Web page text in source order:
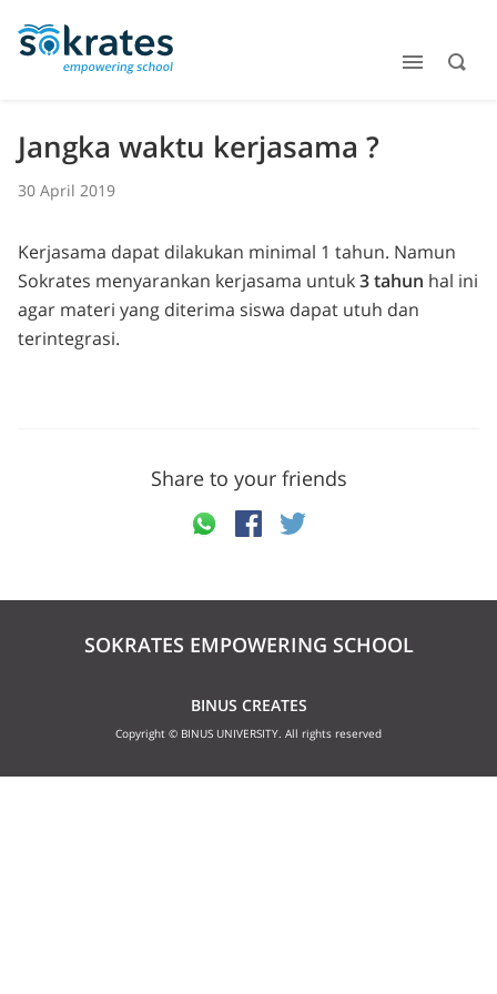
Jangka waktu kerjasama ?
30 April 2019
Kerjasama dapat dilakukan minimal 1 tahun. Namun
Sokrates menyarankan kerjasama untuk3 tahun hal ini
agar materi yang diterima siswa dapat utuh dan
terintegrasi.
Share to your friends
SOKRATES EMPOWERING SCHOOL
BINUS CREATES
Copyright © BINUS UNIVERSITY. All rights reserved